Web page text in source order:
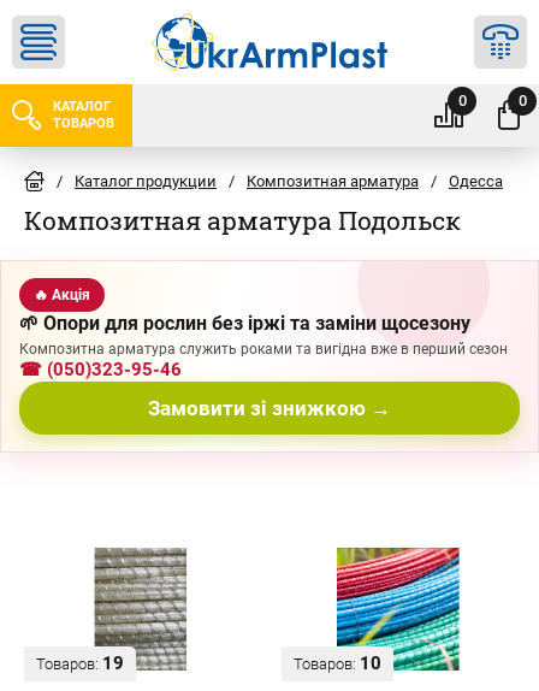
КАТАЛОГ
ТОВАРОВ
0 0
/ Каталог продукции / Композитная арматура / Одесса
Композитная арматура Подольск
🔥 Акція
🌱 Опори для рослин без іржі та заміни щосезону
Композитна арматура служить роками та вигідна вже в перший сезон
☎ (050)323-95-46
Замовити зі знижкою →
Товаров: 19 Товаров: 10